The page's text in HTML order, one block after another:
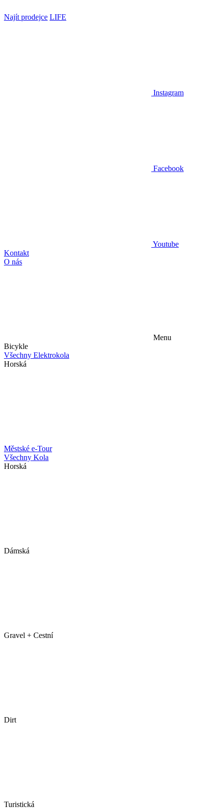
Najít prodejce LIFE
Instagram
Facebook
Youtube
Kontakt
O nás
Menu
Bicykle
Všechny Elektrokola
Horská
Městské e-Tour
Všechny Kola
Horská
Dámská
Gravel + Cestní
Dirt
Turistická